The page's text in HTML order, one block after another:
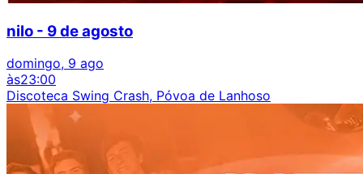
nilo - 9 de agosto
domingo, 9 ago
às23:00
Discoteca Swing Crash, Póvoa de Lanhoso